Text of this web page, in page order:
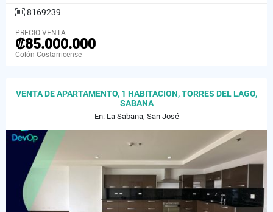
8169239
PRECIO VENTA
₡85.000.000
Colón Costarricense
VENTA DE APARTAMENTO, 1 HABITACION, TORRES DEL LAGO,
SABANA
En: La Sabana, San José